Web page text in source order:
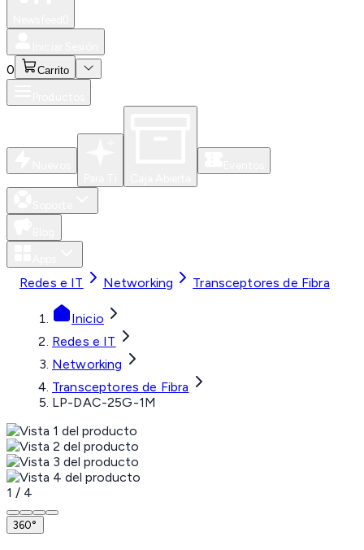
0 Carrito
Redes e IT Networking Transceptores de Fibra
Inicio
Redes e IT
Networking
Transceptores de Fibra
LP-DAC-25G-1M
1 / 4
360°